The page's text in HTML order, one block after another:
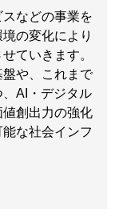
などの事業を
の変化により
ていきます。
や、これまで
AI・デジタル
創出力の強化
な社会インフ